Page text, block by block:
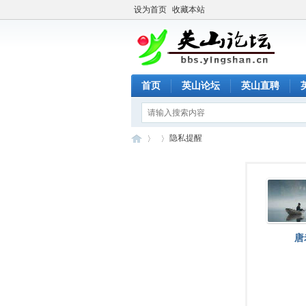
设为首页 收藏本站
首页 英山论坛 英山直聘
隐私提醒